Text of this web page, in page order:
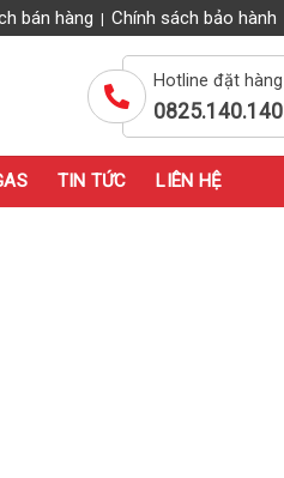
bán hàng Chính sách bảo hành
Hotline đặt hàng
0825.140.140
TIN TỨC LIÊN HỆ